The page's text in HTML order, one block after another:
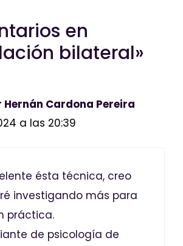
en
bilateral»
Hernán Cardona Pereira
a las 20:39
ésta técnica, creo
investigando más para
práctica.
de psicología de